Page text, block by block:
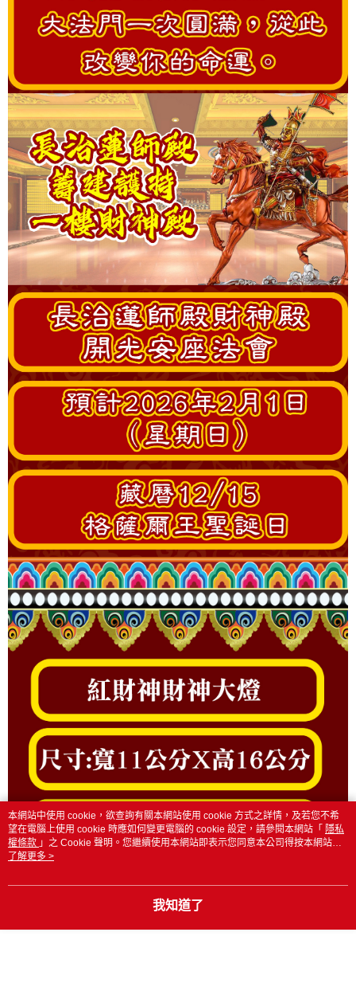
本網站中使用 cookie，欲查詢有關本網站使用 cookie 方式之詳情，及若您不希
望在電腦上使用 cookie 時應如何變更電腦的 cookie 設定，請參閱本網站「 隱私
權條款 」之 Cookie 聲明。您繼續使用本網站即表示您同意本公司得按本網站使
用條款之 Cookie 聲明使用 cookie。
了解更多 >
我知道了